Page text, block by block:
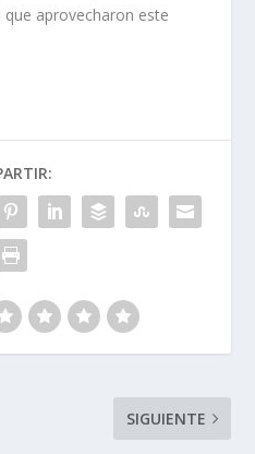
aprovecharon este
SIGUIENTE